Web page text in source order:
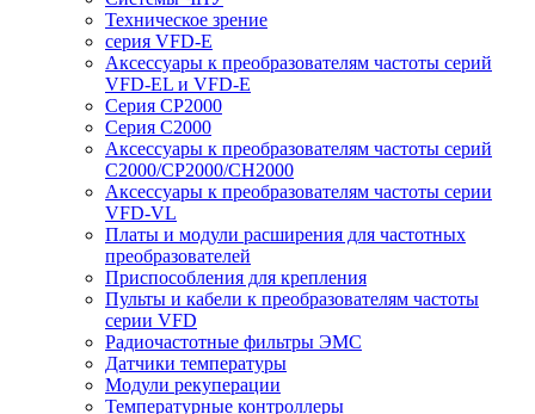
Техническое зрение
серия VFD-E
Аксессуары к преобразователям частоты серий
VFD-EL и VFD-E
Серия CP2000
Серия C2000
Аксессуары к преобразователям частоты серий
С2000/CP2000/CH2000
Аксессуары к преобразователям частоты серии
VFD-VL
Платы и модули расширения для частотных
преобразователей
Приспособления для крепления
Пульты и кабели к преобразователям частоты
серии VFD
Радиочастотные фильтры ЭМС
Датчики температуры
Модули рекуперации
Температурные контроллеры